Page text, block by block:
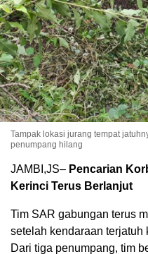
Tampak lokasi jurang tempat
penumpang hilang
JAMBI,JS– Pencarian
Kerinci Terus Berlanjut
Tim SAR gabungan terus
setelah kendaraan terjatuh
Dari tiga penumpang, tim